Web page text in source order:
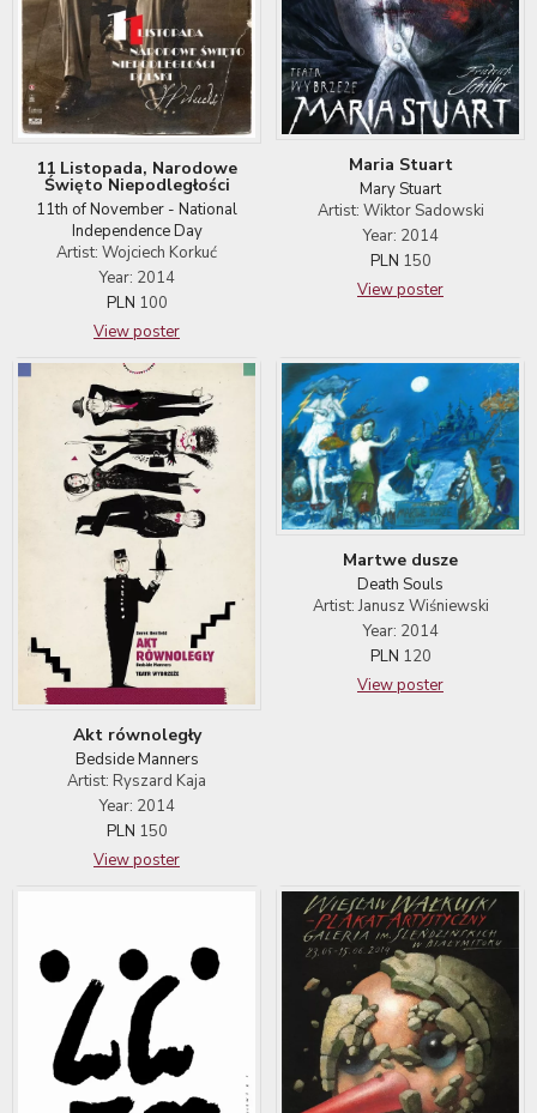
11 Listopada, Narodowe
Święto Niepodległości
11th of November - National
Independence Day
Artist: Wojciech Korkuć
Year: 2014
PLN 100
View poster
Maria Stuart
Mary Stuart
Artist: Wiktor Sadowski
Year: 2014
PLN 150
View poster
Akt równoległy
Bedside Manners
Artist: Ryszard Kaja
Year: 2014
PLN 150
View poster
Martwe dusze
Death Souls
Artist: Janusz Wiśniewski
Year: 2014
PLN 120
View poster